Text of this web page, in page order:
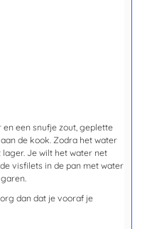
een snufje zout, geplette
de kook. Zodra het water
Je wilt het water net
visfilets in de pan met water
dan dat je vooraf je